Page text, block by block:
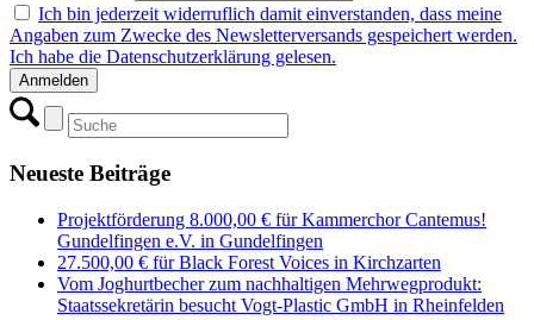
Ich bin jederzeit widerruflich damit einverstanden, dass meine
Angaben zum Zwecke des Newsletterversands gespeichert werden.
Ich habe die Datenschutzerklärung gelesen.
Neueste Beiträge
Projektförderung 8.000,00 € für Kammerchor Cantemus!
Gundelfingen e.V. in Gundelfingen
27.500,00 € für Black Forest Voices in Kirchzarten
Vom Joghurtbecher zum nachhaltigen Mehrwegprodukt:
Staatssekretärin besucht Vogt-Plastic GmbH in Rheinfelden